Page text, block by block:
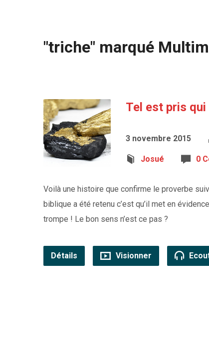
"triche" marqué
Tel est pris
3 novembre 2015
Josué 0
Voilà une histoire que confirme le proverbe
biblique a été retenu c’est qu’il met en
trompe ! Le bon sens n’est ce pas ?
Détails Visionner